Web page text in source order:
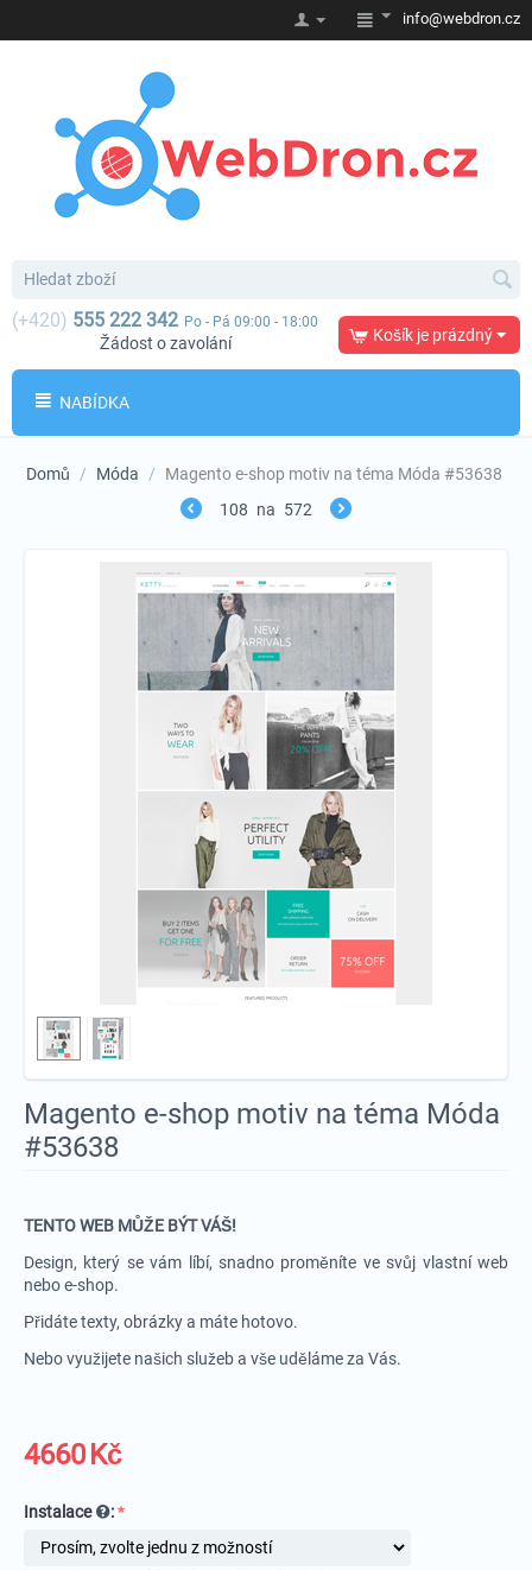
info@webdron.cz
(+420) 555 222 342 Po - Pá 09:00 - 18:00
Žádost o zavolání Košík je prázdný
NABÍDKA
Domů / Móda /
Magento e-shop motiv na téma Móda #53638
108 na 572
Magento e-shop motiv na téma Móda
#53638
TENTO WEB MŮŽE BÝT VÁŠ!
Design, který se vám líbí, snadno proměníte ve svůj vlastní web
nebo e-shop.
Přidáte texty, obrázky a máte hotovo.
Nebo využijete našich služeb a vše uděláme za Vás.
4660Kč
Instalace :